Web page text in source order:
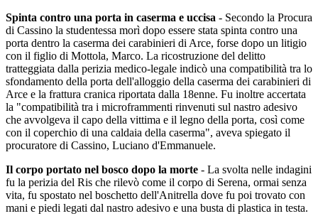
Spinta contro una porta in caserma e uccisa - Secondo la Procura
di Cassino la studentessa morì dopo essere stata spinta contro una
porta dentro la caserma dei carabinieri di Arce, forse dopo un litigio
con il figlio di Mottola, Marco. La ricostruzione del delitto
tratteggiata dalla perizia medico-legale indicò una compatibilità tra lo
sfondamento della porta dell'alloggio della caserma dei carabinieri di
Arce e la frattura cranica riportata dalla 18enne. Fu inoltre accertata
la "compatibilità tra i microframmenti rinvenuti sul nastro adesivo
che avvolgeva il capo della vittima e il legno della porta, così come
con il coperchio di una caldaia della caserma", aveva spiegato il
procuratore di Cassino, Luciano d'Emmanuele.
Il corpo portato nel bosco dopo la morte - La svolta nelle indagini
fu la perizia del Ris che rilevò come il corpo di Serena, ormai senza
vita, fu spostato nel boschetto dell'Anitrella dove fu poi trovato con
mani e piedi legati dal nastro adesivo e una busta di plastica in testa.